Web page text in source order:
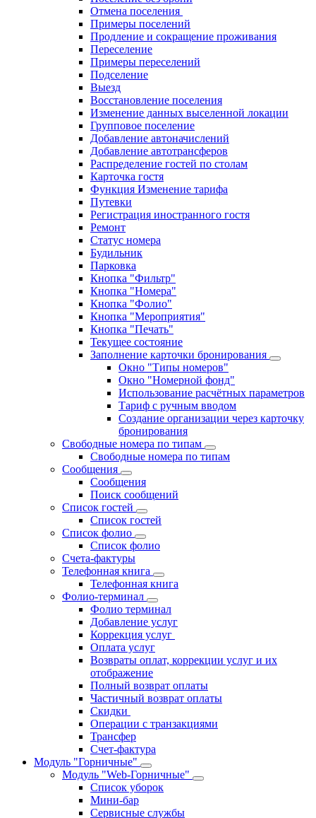
Отмена поселения
Примеры поселений
Продление и сокращение проживания
Переселение
Примеры переселений
Подселение
Выезд
Восстановление поселения
Изменение данных выселенной локации
Групповое поселение
Добавление автоначислений
Добавление автотрансферов
Распределение гостей по столам
Карточка гостя
Функция Изменение тарифа
Путевки
Регистрация иностранного гостя
Ремонт
Статус номера
Будильник
Парковка
Кнопка "Фильтр"
Кнопка "Номера"
Кнопка "Фолио"
Кнопка "Мероприятия"
Кнопка "Печать"
Текущее состояние
Заполнение карточки бронирования
Окно "Типы номеров"
Окно "Номерной фонд"
Использование расчётных параметров
Тариф с ручным вводом
Создание организации через карточку
бронирования
Свободные номера по типам
Свободные номера по типам
Сообщения
Сообщения
Поиск сообщений
Список гостей
Список гостей
Список фолио
Список фолио
Счета-фактуры
Телефонная книга
Телефонная книга
Фолио-терминал
Фолио терминал
Добавление услуг
Коррекция услуг
Оплата услуг
Возвраты оплат, коррекции услуг и их
отображение
Полный возврат оплаты
Частичный возврат оплаты
Скидки
Операции с транзакциями
Трансфер
Счет-фактура
Модуль "Горничные"
Модуль "Web-Горничные"
Список уборок
Мини-бар
Сервисные службы